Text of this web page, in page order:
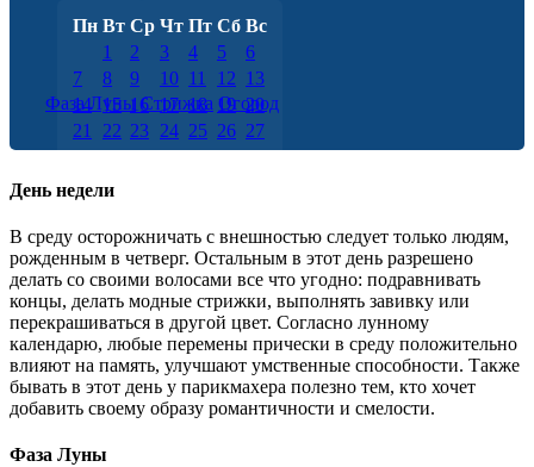
Пн Вт Ср Чт Пт Сб Вс
1
2 3 4 5
6
7
8 9 10 11 12 13
14 15 16 17 18 19 20
21
22 23 24 25 26 27
28 29 30
Фаза Луны Стрижка Огород
День недели
В среду осторожничать с внешностью следует только людям,
рожденным в четверг. Остальным в этот день разрешено
делать со своими волосами все что угодно: подравнивать
концы, делать модные стрижки, выполнять завивку или
перекрашиваться в другой цвет. Согласно лунному
календарю, любые перемены прически в среду положительно
влияют на память, улучшают умственные способности. Также
бывать в этот день у парикмахера полезно тем, кто хочет
добавить своему образу романтичности и смелости.
Фаза Луны